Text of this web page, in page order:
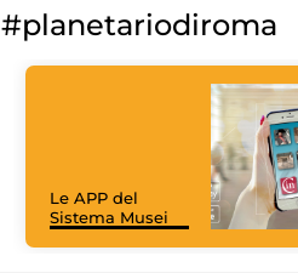
#planetariodiroma
Le APP del
Sistema Musei